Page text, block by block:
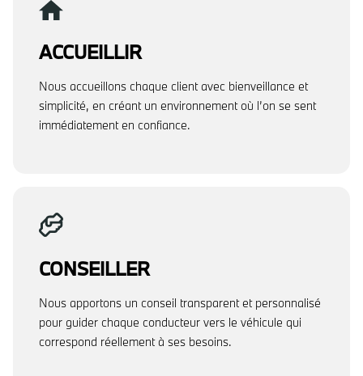
ACCUEILLIR
Nous accueillons chaque client avec bienveillance et
simplicité, en créant un environnement où l’on se sent
immédiatement en confiance.
CONSEILLER
Nous apportons un conseil transparent et personnalisé
pour guider chaque conducteur vers le véhicule qui
correspond réellement à ses besoins.